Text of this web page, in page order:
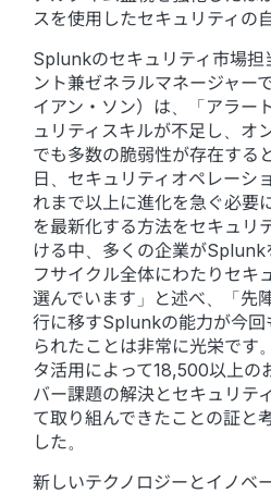
スを使用したセキュリティの
Splunkのセキュリティ市場担
ント兼ゼネラルマネージャー
イアン・ソン）は、「アラー
ュリティスキルが不足し、オ
でも多数の脆弱性が存在する
日、セキュリティオペレーシ
れまで以上に進化を急ぐ必要
を最新化する方法をセキュリ
ける中、多くの企業がSplunk
フサイクル全体にわたりセキ
選んでいます」と述べ、「先
行に移すSplunkの能力が今回
られたことは非常に光栄です
タ活用によって18,500以上の
バー課題の解決とセキュリテ
て取り組んできたことの証と
した。
新しいテクノロジーとイノベ